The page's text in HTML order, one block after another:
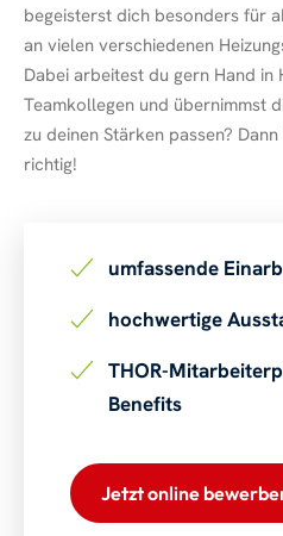
begeisterst dich besonders für
an vielen verschiedenen
Dabei arbeitest du gern Hand in
Teamkollegen und übernimmst
zu deinen Stärken passen?
richtig!
umfassende
hochwertige
THOR-
Benefits
Jetzt online